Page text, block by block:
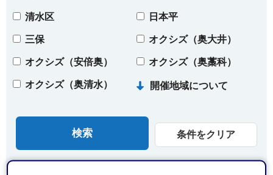
清水区 日本平
三保 オクシズ（奥大井）
オクシズ（安倍奥） オクシズ（奥藁科）
オクシズ（奥清水） 開催地域について
条件をクリア